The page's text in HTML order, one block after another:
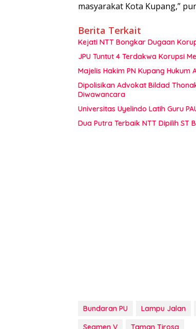
masyarakat Kota Kupang,”
Berita Terkait
Kejati NTT Bongkar Dugaan
JPU Tuntut 4 Terdakwa Korupsi
Majelis Hakim PN Kupang Hukum
Dipolisikan Advokat Bildad
Diwawancara
Universitas Uyelindo Latih Guru
Dua Putra Terbaik NTT Dipilih ST
Bundaran PU Lampu Jalan